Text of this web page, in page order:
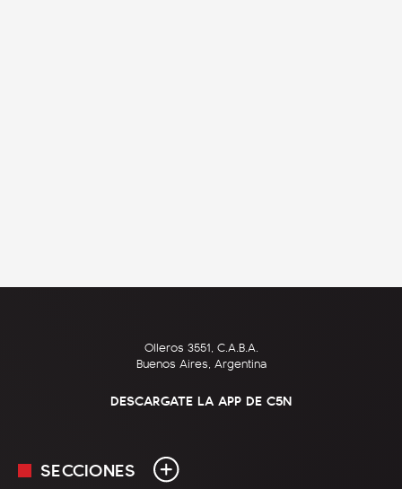
Olleros 3551, C.A.B.A.
Buenos Aires, Argentina
DESCARGATE LA APP DE C5N
SECCIONES